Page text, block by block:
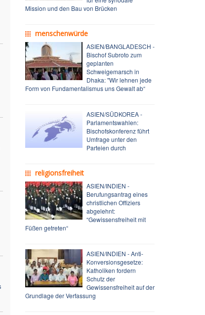
Mission und den Bau von Brücken
menschenwürde
ASIEN/BANGLADESCH -
Bischof Subroto zum
geplanten
Schweigemarsch in
Dhaka: "Wir lehnen jede
Form von Fundamentalismus uns Gewalt ab“
ASIEN/SÜDKOREA -
Parlamentswahlen:
Bischofskonferenz führt
Umfrage unter den
Parteien durch
religionsfreiheit
ASIEN/INDIEN -
Berufungsantrag eines
christlichen Offiziers
abgelehnt:
“Gewissensfreiheit mit
Füßen getreten“
ASIEN/INDIEN - Anti-
Konversionsgesetze:
Katholiken fordern
Schutz der
Gewissensfreiheit auf der
Grundlage der Verfassung